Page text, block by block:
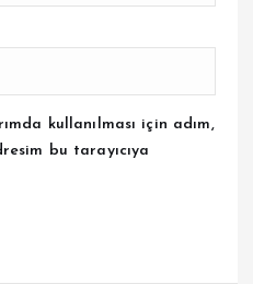
kullanılması için adım,
bu tarayıcıya